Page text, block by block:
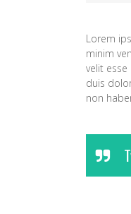
Lorem
minim
velit
duis
non